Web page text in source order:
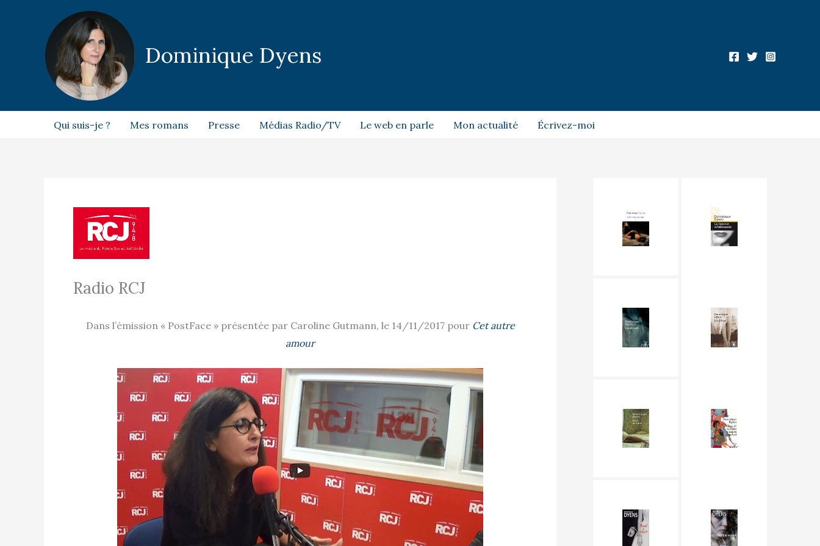
Dominique Dyens
Qui suis-je ? Mes romans Presse Médias Radio/TV Le web en parle Mon actualité Écrivez-moi
Radio RCJ
Dans l’émission « PostFace » présentée par Caroline Gutmann, le 14/11/2017 pour Cet autre
amour